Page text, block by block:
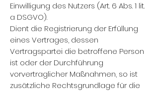
Einwilligung des Nutzers (Art. 6 Abs. 1 lit.
a DSGVO).
Dient die Registrierung der Erfüllung
eines Vertrages, dessen
Vertragspartei die betroffene Person
ist oder der Durchführung
vorvertraglicher Maßnahmen, so ist
zusätzliche Rechtsgrundlage für die